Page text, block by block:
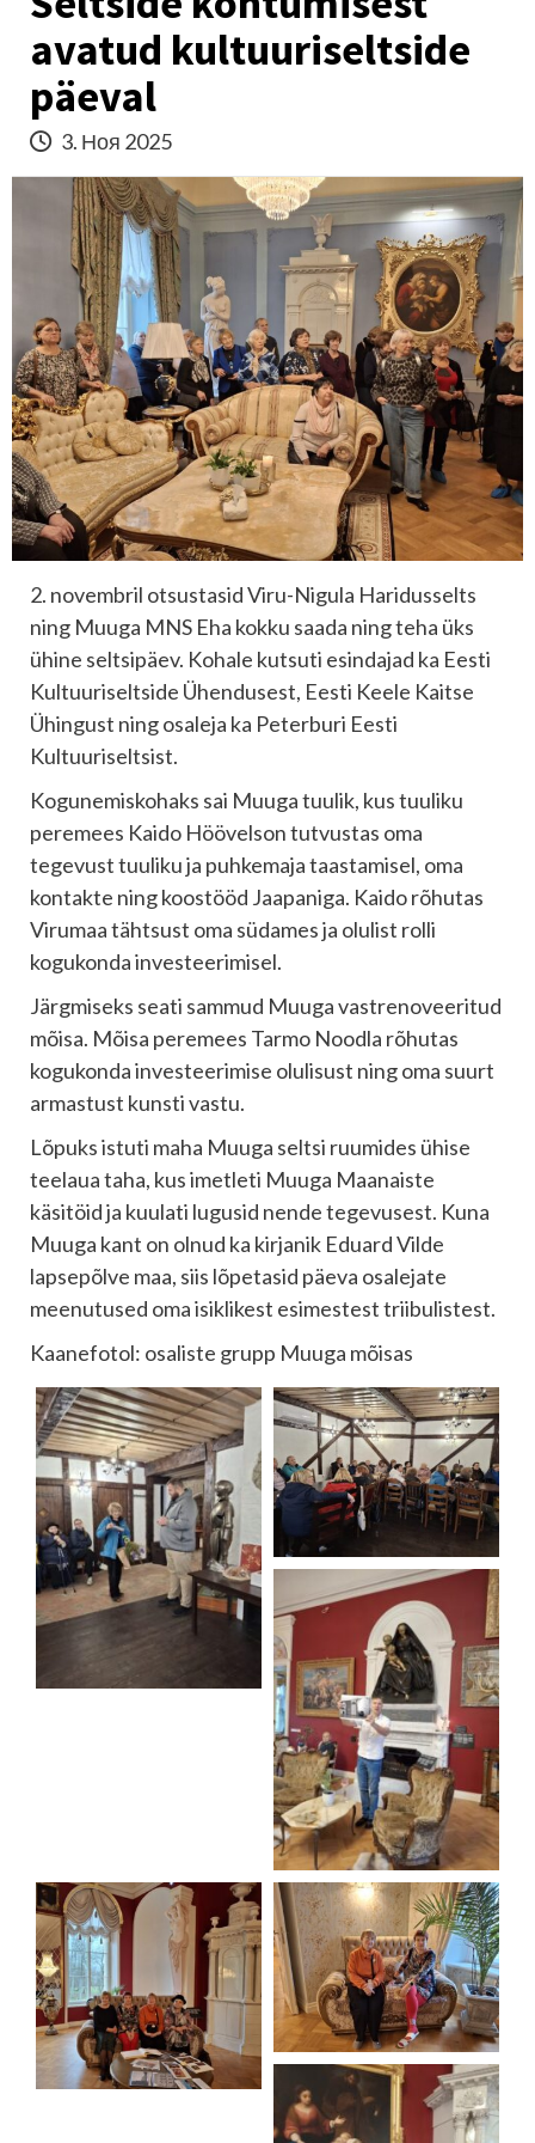
avatud kultuuriseltside
päeval
3. Ноя 2025
2. novembril otsustasid Viru-Nigula Haridusselts
ning Muuga MNS Eha kokku saada ning teha üks
ühine seltsipäev. Kohale kutsuti esindajad ka Eesti
Kultuuriseltside Ühendusest, Eesti Keele Kaitse
Ühingust ning osaleja ka Peterburi Eesti
Kultuuriseltsist.
Kogunemiskohaks sai Muuga tuulik, kus tuuliku
peremees Kaido Höövelson tutvustas oma
tegevust tuuliku ja puhkemaja taastamisel, oma
kontakte ning koostööd Jaapaniga. Kaido rõhutas
Virumaa tähtsust oma südames ja olulist rolli
kogukonda investeerimisel.
Järgmiseks seati sammud Muuga vastrenoveeritud
mõisa. Mõisa peremees Tarmo Noodla rõhutas
kogukonda investeerimise olulisust ning oma suurt
armastust kunsti vastu.
Lõpuks istuti maha Muuga seltsi ruumides ühise
teelaua taha, kus imetleti Muuga Maanaiste
käsitöid ja kuulati lugusid nende tegevusest. Kuna
Muuga kant on olnud ka kirjanik Eduard Vilde
lapsepõlve maa, siis lõpetasid päeva osalejate
meenutused oma isiklikest esimestest triibulistest.
Kaanefotol: osaliste grupp Muuga mõisas